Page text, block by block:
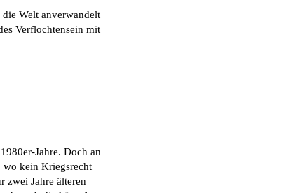
Welt anverwandelt
Verflochtensein mit
Jahre. Doch an
wo kein Kriegsrecht
zwei Jahre älteren